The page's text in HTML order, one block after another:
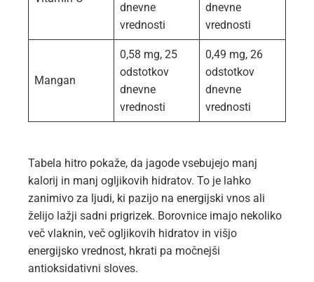
dnevne
vrednosti
dnevne
vrednosti
Mangan
0,58 mg, 25
odstotkov
dnevne
vrednosti
0,49 mg, 26
odstotkov
dnevne
vrednosti
Tabela hitro pokaže, da jagode vsebujejo manj
kalorij in manj ogljikovih hidratov. To je lahko
zanimivo za ljudi, ki pazijo na energijski vnos ali
želijo lažji sadni prigrizek. Borovnice imajo nekoliko
več vlaknin, več ogljikovih hidratov in višjo
energijsko vrednost, hkrati pa močnejši
antioksidativni sloves.